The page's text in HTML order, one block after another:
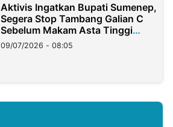
Aktivis Ingatkan Bupati Sumenep,
Segera Stop Tambang Galian C
Sebelum Makam Asta Tinggi
Longsor
09/07/2026 - 08:05